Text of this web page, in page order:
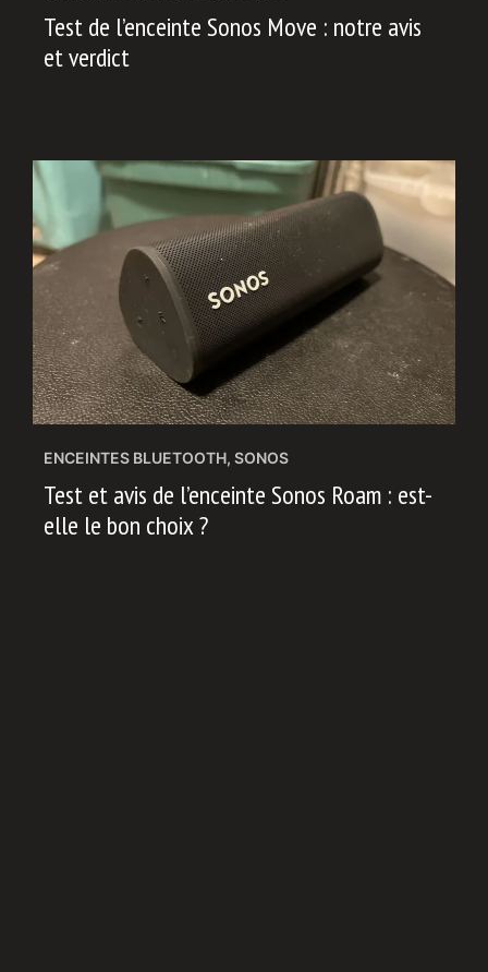
Test de l’enceinte Sonos Move : notre avis
et verdict
ENCEINTES BLUETOOTH, SONOS
Test et avis de l’enceinte Sonos Roam : est-
elle le bon choix ?